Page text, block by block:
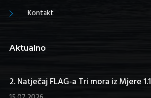
Kontakt
Aktualno
2. Natječaj FLAG-a Tri mora iz Mjere 1.1